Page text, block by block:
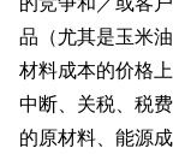
品（尤其是玉米
材料成本的价格
中断、关税、税
的原材料、能源